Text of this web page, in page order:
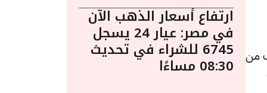
يُعد الذهب من
ارتفاع أسعار الذهب الآن
في مصر: عيار 24 يسجل
6745 للشراء في تحديث
08:30 مساءًا